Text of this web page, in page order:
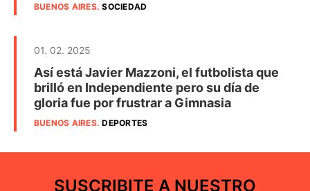
BUENOS AIRES.SOCIEDAD
01. 02. 2025
Así está Javier Mazzoni, el futbolista que
brilló en Independiente pero su día de
gloria fue por frustrar a Gimnasia
BUENOS AIRES.DEPORTES
SUSCRIBITE A NUESTRO